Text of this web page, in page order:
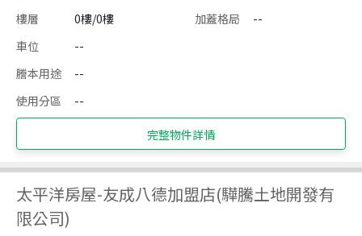
樓層
0樓/0樓 加蓋格局
--
車位
--
謄本用途
--
使用分區
--
完整物件詳情
太平洋房屋-友成八德加盟店(驊騰土地開發有
限公司)